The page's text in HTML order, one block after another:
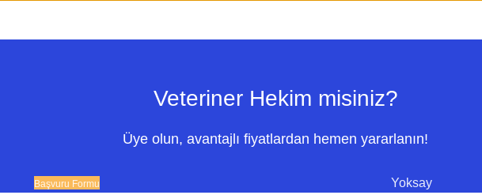
Veteriner Hekim misiniz?
Üye olun, avantajlı fiyatlardan hemen yararlanın!
Başvuru Formu
Yoksay